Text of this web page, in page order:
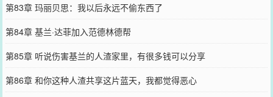
第83章 玛丽贝思：我以后永远不偷东西了
第84章 基兰·达菲加入范德林德帮
第85章 听说伤害基兰的人渣家里，有很多钱可以分享
第86章 和你这种人渣共享这片蓝天，我都觉得恶心